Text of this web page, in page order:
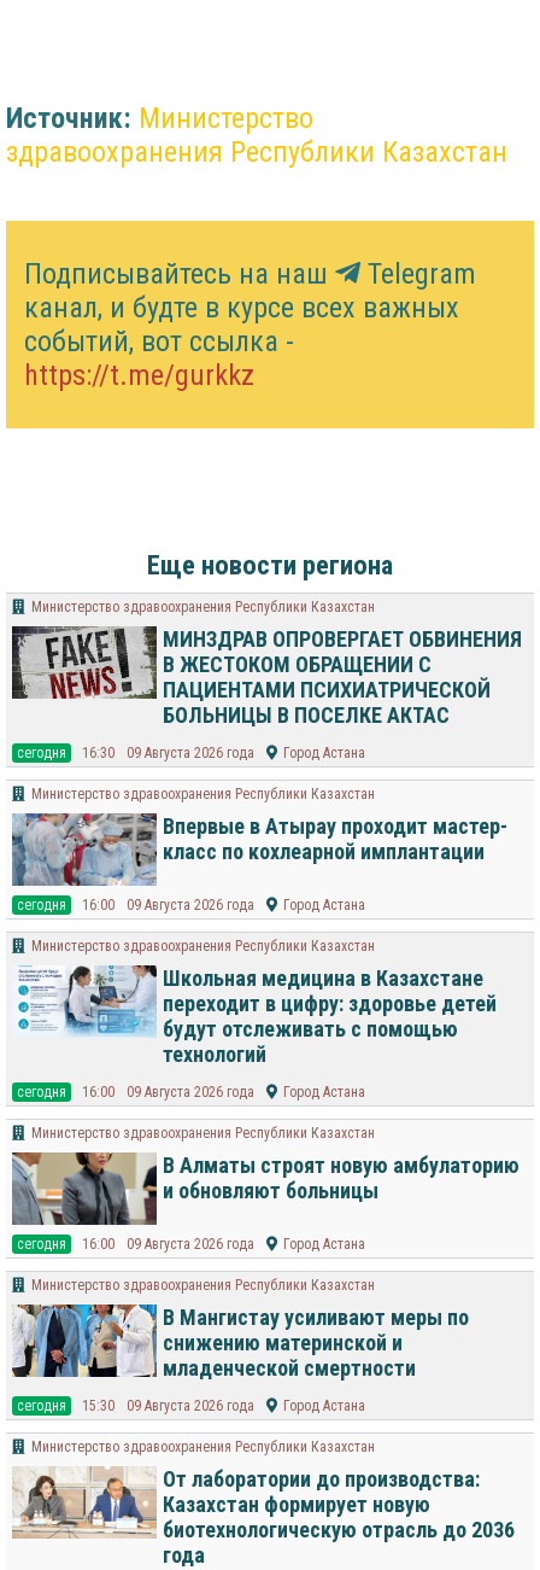
Источник: Министерство
здравоохранения Республики Казахстан
Подписывайтесь на наш
Telegram
канал, и будте в курсе всех важных
событий, вот ссылка -
https://t.me/gurkkz
Еще новости региона
Министерство здравоохранения Республики Казахстан
МИНЗДРАВ ОПРОВЕРГАЕТ ОБВИНЕНИЯ
В ЖЕСТОКОМ ОБРАЩЕНИИ С
ПАЦИЕНТАМИ ПСИХИАТРИЧЕСКОЙ
БОЛЬНИЦЫ В ПОСЕЛКЕ АКТАС
cегодня 16:30 09 Августа 2026 года Город Астана
Министерство здравоохранения Республики Казахстан
Впервые в Атырау проходит мастер-
класс по кохлеарной имплантации
cегодня 16:00 09 Августа 2026 года Город Астана
Министерство здравоохранения Республики Казахстан
Школьная медицина в Казахстане
переходит в цифру: здоровье детей
будут отслеживать с помощью
технологий
cегодня 16:00 09 Августа 2026 года Город Астана
Министерство здравоохранения Республики Казахстан
В Алматы строят новую амбулаторию
и обновляют больницы
cегодня 16:00 09 Августа 2026 года Город Астана
Министерство здравоохранения Республики Казахстан
В Мангистау усиливают меры по
снижению материнской и
младенческой смертности
cегодня 15:30 09 Августа 2026 года Город Астана
Министерство здравоохранения Республики Казахстан
От лаборатории до производства:
Казахстан формирует новую
биотехнологическую отрасль до 2036
года